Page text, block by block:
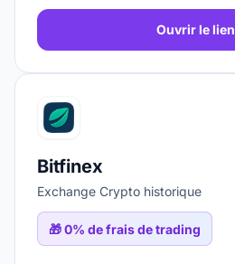
Ouvrir le lien
Bitfinex
Exchange Crypto historique
🎁0% de frais de trading